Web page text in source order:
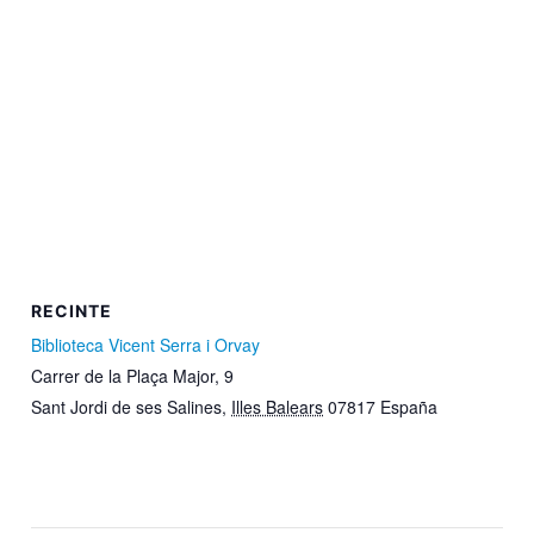
RECINTE
Biblioteca Vicent Serra i Orvay
Carrer de la Plaça Major, 9
Sant Jordi de ses Salines, Illes Balears 07817 España